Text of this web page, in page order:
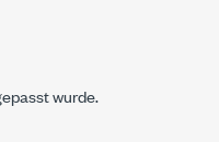
wurde.